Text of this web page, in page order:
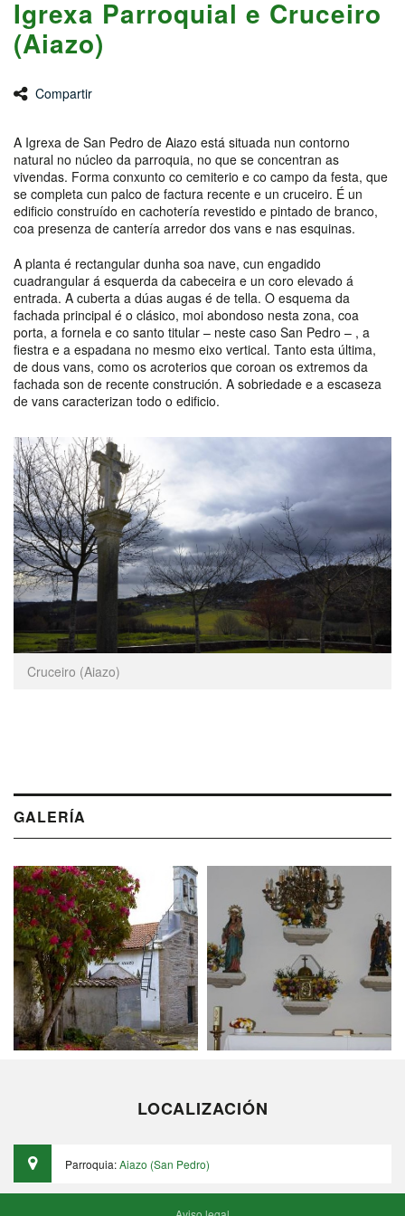
Igrexa Parroquial e Cruceiro
(Aiazo)
Compartir
A Igrexa de San Pedro de Aiazo está situada nun contorno
natural no núcleo da parroquia, no que se concentran as
vivendas. Forma conxunto co cemiterio e co campo da festa, que
se completa cun palco de factura recente e un cruceiro. É un
edificio construído en cachotería revestido e pintado de branco,
coa presenza de cantería arredor dos vans e nas esquinas.
A planta é rectangular dunha soa nave, cun engadido
cuadrangular á esquerda da cabeceira e un coro elevado á
entrada. A cuberta a dúas augas é de tella. O esquema da
fachada principal é o clásico, moi abondoso nesta zona, coa
porta, a fornela e co santo titular – neste caso San Pedro – , a
fiestra e a espadana no mesmo eixo vertical. Tanto esta última,
de dous vans, como os acroterios que coroan os extremos da
fachada son de recente construción. A sobriedade e a escaseza
de vans caracterizan todo o edificio.
Cruceiro (Aiazo)
GALERÍA
LOCALIZACIÓN
Parroquia:Aiazo (San Pedro)